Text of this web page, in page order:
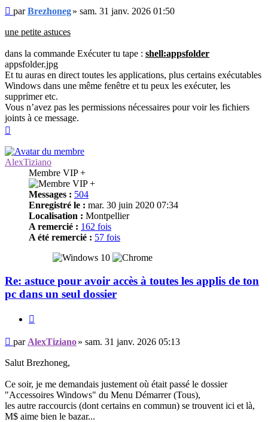
Message
parBrezhoneg» sam. 31 janv. 2026 01:50
une petite astuces
dans la commande Exécuter tu tape : shell:appsfolder
appsfolder.jpg
Et tu auras en direct toutes les applications, plus certains exécutables
Windows dans une même fenêtre et tu peux les exécuter, les
supprimer etc.
Vous n’avez pas les permissions nécessaires pour voir les fichiers
joints à ce message.
AlexTiziano
Membre VIP +
Messages : 504
Enregistré le : mar. 30 juin 2020 07:34
Localisation : Montpellier
A remercié : 162 fois
A été remercié : 57 fois
Re: astuce pour avoir accès à toutes les applis de ton
pc dans un seul dossier
Message
par AlexTiziano» sam. 31 janv. 2026 05:13
Salut Brezhoneg,
Ce soir, je me demandais justement où était passé le dossier
"Accessoires Windows" du Menu Démarrer (Tous),
les autre raccourcis (dont certains en commun) se trouvent ici et là,
M$ aime bien le bazar...